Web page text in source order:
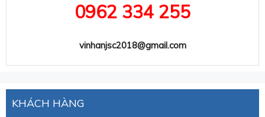
0962 334 255
vinhanjsc2018@gmail.com
KHÁCH HÀNG